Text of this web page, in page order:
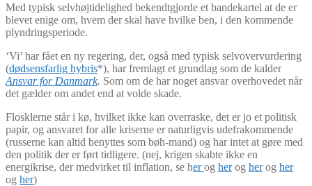
Med typisk selvhøjtidelighed bekendtgjorde et bandekartel at de er
blevet enige om, hvem der skal have hvilke ben, i den kommende
plyndringsperiode.
‘Vi’ har fået en ny regering, der, også med typisk selvovervurdering
(dødsensfarlig hybris*), har fremlagt et grundlag som de kalder
Ansvar for Danmark. Som om de har noget ansvar overhovedet når
det gælder om andet end at volde skade.
Flosklerne står i kø, hvilket ikke kan overraske, det er jo et politisk
papir, og ansvaret for alle kriserne er naturligvis udefrakommende
(russerne kan altid benyttes som bøh-mand) og har intet at gøre med
den politik der er ført tidligere. (nej, krigen skabte ikke en
energikrise, der medvirket til inflation, se herog herog herog her
og her)